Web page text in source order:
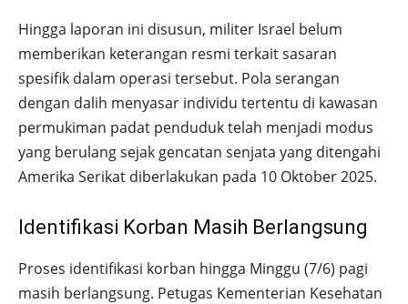
Hingga laporan ini disusun, militer Israel belum
memberikan keterangan resmi terkait sasaran
spesifik dalam operasi tersebut. Pola serangan
dengan dalih menyasar individu tertentu di kawasan
permukiman padat penduduk telah menjadi modus
yang berulang sejak gencatan senjata yang ditengahi
Amerika Serikat diberlakukan pada 10 Oktober 2025.
Identifikasi Korban Masih Berlangsung
Proses identifikasi korban hingga Minggu (7/6) pagi
masih berlangsung. Petugas Kementerian Kesehatan